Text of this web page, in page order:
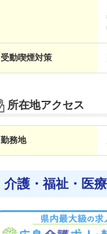
受動喫煙対策
所在地アクセス
勤務地
介護・福祉・医